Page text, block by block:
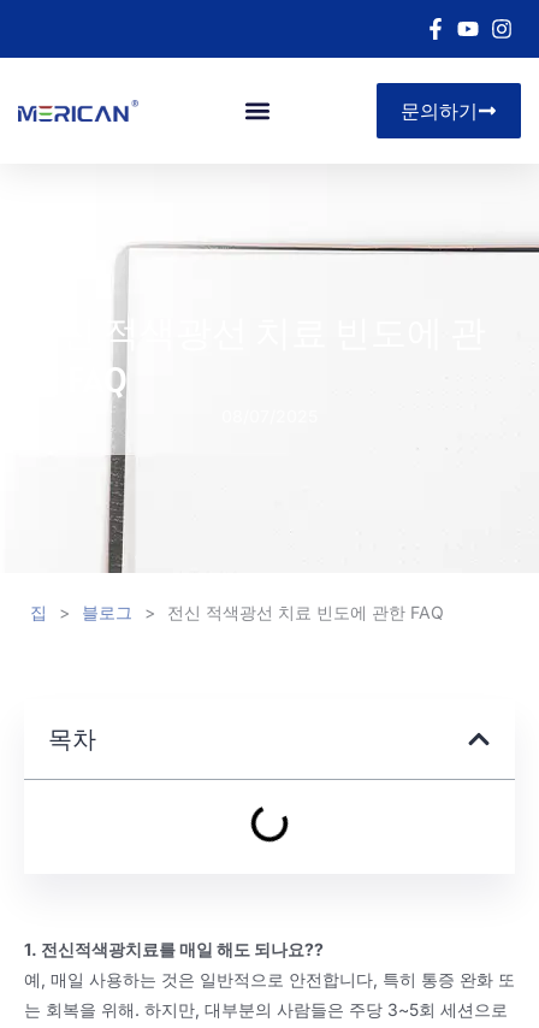
문의하기
전신 적색광선 치료 빈도에 관
한 FAQ
집 > 블로그 > 전신 적색광선 치료 빈도에 관한 FAQ
목차
1. 전신적색광치료를 매일 해도 되나요??
예, 매일 사용하는 것은 일반적으로 안전합니다, 특히 통증 완화 또
는 회복을 위해. 하지만, 대부분의 사람들은 주당 3~5회 세션으로